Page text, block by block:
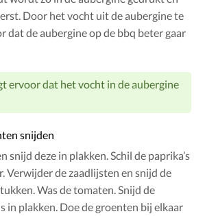
Door het vocht uit de aubergine te
dat de aubergine op de bbq beter gaar
ervoor dat het vocht in de aubergine
snijden
snijd deze in plakken. Schil de paprika’s
Verwijder de zaadlijsten en snijd de
Was de tomaten. Snijd de
in plakken. Doe de groenten bij elkaar